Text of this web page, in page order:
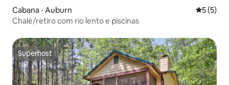
Cabana ⋅ Auburn 5 de
5 (5)
Chalé/retiro com rio lento e piscinas
Superhost
Superhost